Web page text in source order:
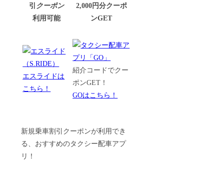
引 クーポン
利用可能
2,000円分クーポ
ンGET
エスライドは
こちら！
紹介コードでクー
ポンGET！
GOはこちら！
新規乗車割引クーポンが利用でき
る、おすすめのタクシー配車アプ
リ！